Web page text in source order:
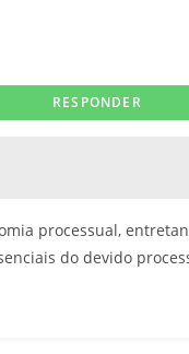
processual,
do devido